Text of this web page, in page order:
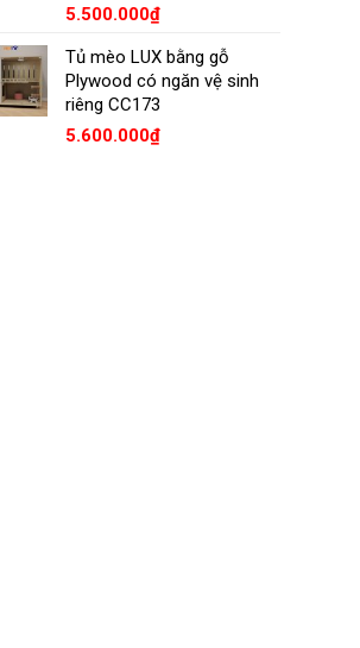
5.500.000₫
Tủ mèo LUX bằng gỗ
Plywood có ngăn vệ sinh
riêng CC173
5.600.000₫